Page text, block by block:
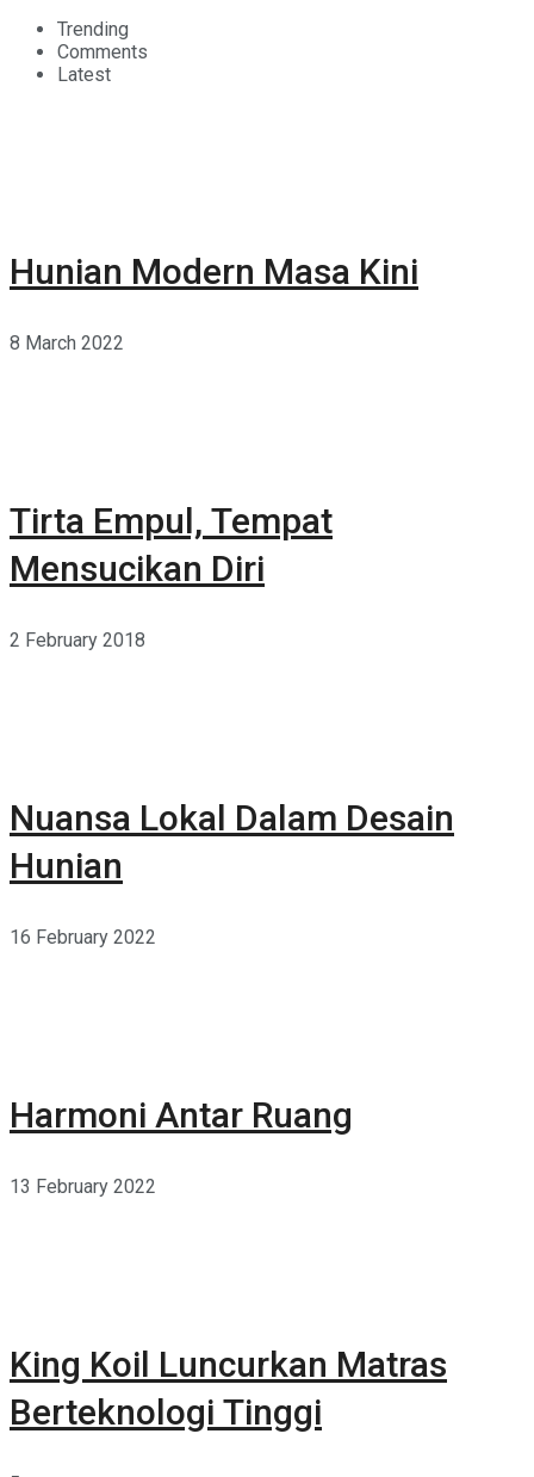
Trending
Comments
Latest
Hunian Modern Masa Kini
8 March 2022
Tirta Empul, Tempat
Mensucikan Diri
2 February 2018
Nuansa Lokal Dalam Desain
Hunian
16 February 2022
Harmoni Antar Ruang
13 February 2022
King Koil Luncurkan Matras
Berteknologi Tinggi